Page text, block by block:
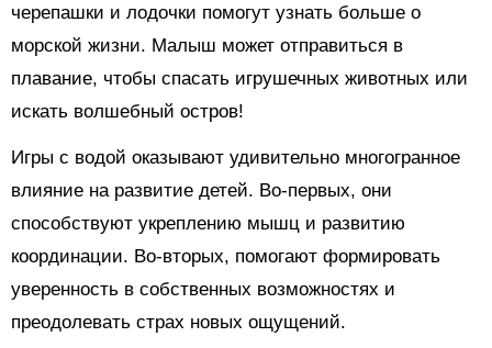
черепашки и лодочки помогут узнать больше о
морской жизни. Малыш может отправиться в
плавание, чтобы спасать игрушечных животных или
искать волшебный остров!
Игры с водой оказывают удивительно многогранное
влияние на развитие детей. Во-первых, они
способствуют укреплению мышц и развитию
координации. Во-вторых, помогают формировать
уверенность в собственных возможностях и
преодолевать страх новых ощущений.